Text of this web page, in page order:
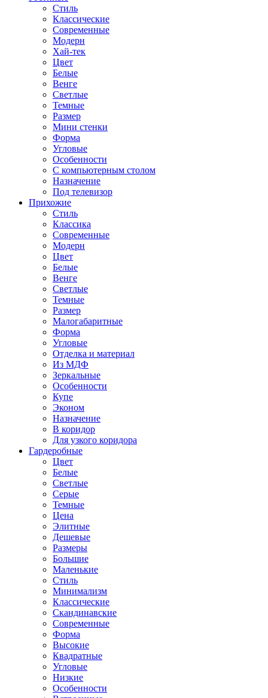
Стиль
Классические
Современные
Модерн
Хай-тек
Цвет
Белые
Венге
Светлые
Темные
Размер
Мини стенки
Форма
Угловые
Особенности
С компьютерным столом
Назначение
Под телевизор
Прихожие
Стиль
Классика
Современные
Модерн
Цвет
Белые
Венге
Светлые
Темные
Размер
Малогабаритные
Форма
Угловые
Отделка и материал
Из МДФ
Зеркальные
Особенности
Купе
Эконом
Назначение
В коридор
Для узкого коридора
Гардеробные
Цвет
Белые
Светлые
Серые
Темные
Цена
Элитные
Дешевые
Размеры
Большие
Маленькие
Стиль
Минимализм
Классические
Скандинавские
Современные
Форма
Высокие
Квадратные
Угловые
Низкие
Особенности